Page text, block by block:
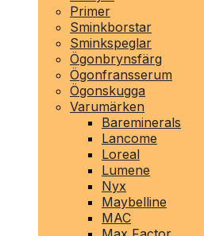
Primer
Sminkborstar
Sminkspeglar
Ögonbrynsfärg
Ögonfransserum
Ögonskugga
Varumärken
Bareminerals
Lancome
Loreal
Lumene
Nyx
Maybelline
MAC